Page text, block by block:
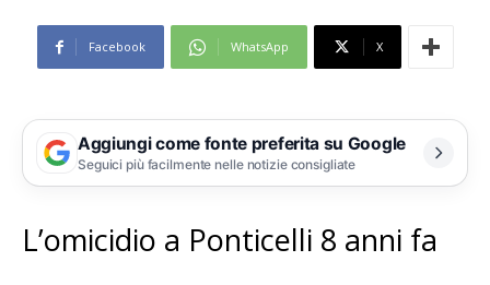
Facebook WhatsApp X
Aggiungi come fonte preferita su Google
Seguici più facilmente nelle notizie consigliate
L’omicidio a Ponticelli 8 anni fa